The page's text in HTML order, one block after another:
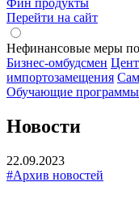
Фин продукты
Перейти на сайт
Нефинансовые меры
Бизнес-омбудсмен
импортозамещения
Обучающие
Новости
22.09.2023
#Архив новостей